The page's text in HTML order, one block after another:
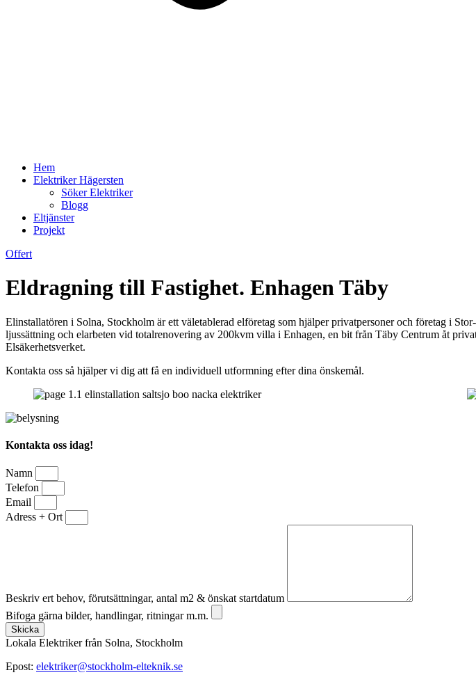
Hem
Elektriker Hägersten
Söker Elektriker
Blogg
Eltjänster
Projekt
Offert
Eldragning till Fastighet. Enhagen Täby
Elinstallatören i Solna, Stockholm är ett väletablerad elföretag som hjälper privatpersoner och företag i
ljussättning och elarbeten vid totalrenovering av 200kvm villa i Enhagen, en bit från Täby Centrum åt
Elsäkerhetsverket.
Kontakta oss så hjälper vi dig att få en individuell utformning efter dina önskemål.
Kontakta oss idag!
Namn
Telefon
Email
Adress + Ort
Beskriv ert behov, förutsättningar, antal m2 & önskat startdatum
Bifoga gärna bilder, handlingar, ritningar m.m.
Skicka
Lokala Elektriker från Solna, Stockholm
Epost: elektriker@stockholm-elteknik.se